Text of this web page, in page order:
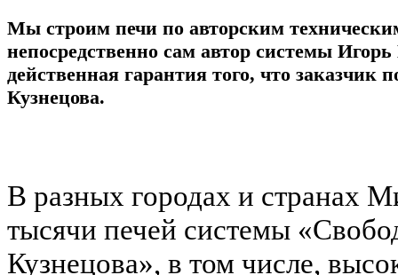
Мы строим печи по авторским
непосредственно сам автор системы
действенная гарантия того, что
Кузнецова.
В разных городах и странах
тысячи печей системы
Кузнецова», в том числе,